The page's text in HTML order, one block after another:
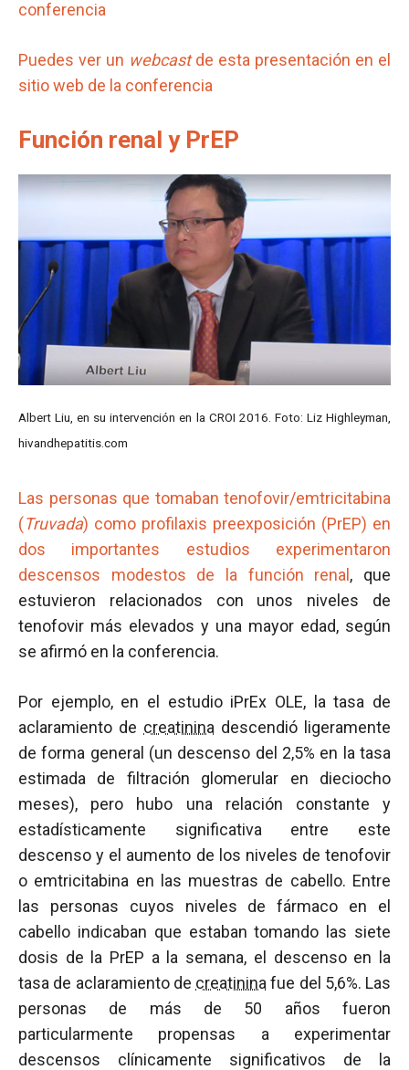
conferencia
Puedes ver un webcastde esta presentación en el
sitio web de la conferencia
Función renal y PrEP
Albert Liu, en su intervención en la CROI 2016. Foto: Liz Highleyman,
hivandhepatitis.com
Las personas que tomaban tenofovir/emtricitabina
(Truvada) como profilaxis preexposición (PrEP) en
dos importantes estudios experimentaron
descensos modestos de la función renal, que
estuvieron relacionados con unos niveles de
tenofovir más elevados y una mayor edad, según
se afirmó en la conferencia.
Por ejemplo, en el estudio iPrEx OLE, la tasa de
aclaramiento de creatinina descendió ligeramente
de forma general (un descenso del 2,5% en la tasa
estimada de filtración glomerular en dieciocho
meses), pero hubo una relación constante y
estadísticamente significativa entre este
descenso y el aumento de los niveles de tenofovir
o emtricitabina en las muestras de cabello. Entre
las personas cuyos niveles de fármaco en el
cabello indicaban que estaban tomando las siete
dosis de la PrEP a la semana, el descenso en la
tasa de aclaramiento de creatinina fue del 5,6%. Las
personas de más de 50 años fueron
particularmente propensas a experimentar
descensos clínicamente significativos de la